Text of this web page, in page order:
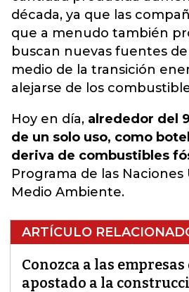
década, ya que las
que a menudo también
buscan nuevas fuentes
medio de la transición
alejarse de los
Hoy en día, alrededor del
de un solo uso, como
deriva de combustibles
Programa de las Naciones
Medio Ambiente.
ARTÍCULO
Conozca a las
apostado a la